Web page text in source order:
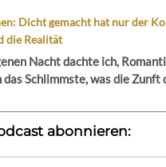
Dicht gemacht hat nur der
die Realität
Nacht dachte ich,
das Schlimmste, was die Zunft
abonnieren: